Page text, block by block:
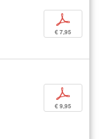
p
€ 7,95
p
€ 9,95